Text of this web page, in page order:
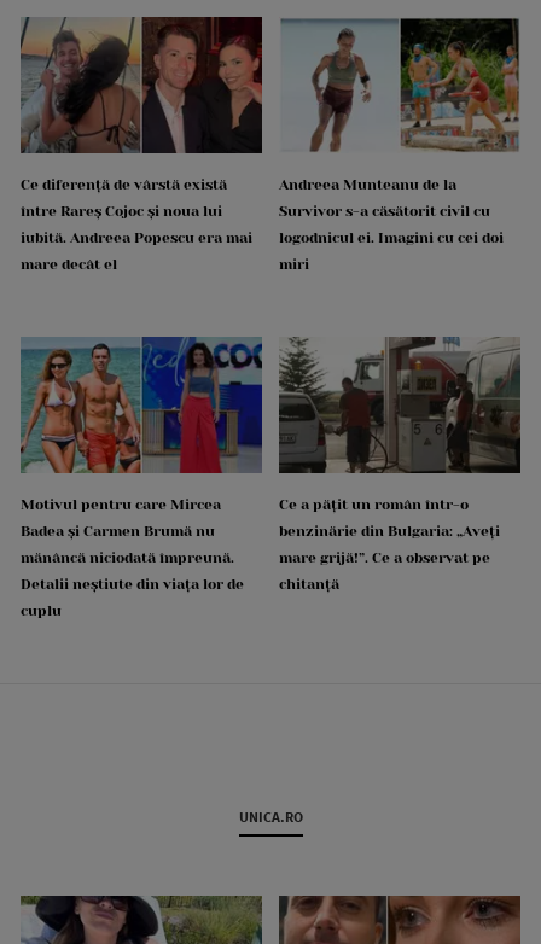
Ce diferență de vârstă există
între Rareș Cojoc și noua lui
iubită. Andreea Popescu era mai
mare decât el
Andreea Munteanu de la
Survivor s-a căsătorit civil cu
logodnicul ei. Imagini cu cei doi
miri
Motivul pentru care Mircea
Badea și Carmen Brumă nu
mănâncă niciodată împreună.
Detalii neștiute din viața lor de
cuplu
Ce a pățit un român într-o
benzinărie din Bulgaria: „Aveți
mare grijă!”. Ce a observat pe
chitanță
UNICA.RO